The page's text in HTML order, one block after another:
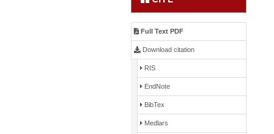
Full Text PDF
Download citation
RIS
EndNote
BibTex
Medlars